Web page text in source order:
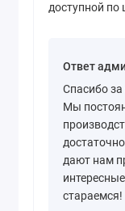
доступной по
Ответ
Спасибо
Мы
дают нам
стараемся!